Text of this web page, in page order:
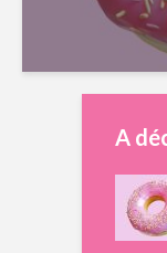
A